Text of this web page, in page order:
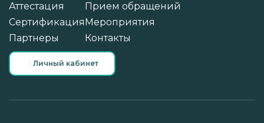
Аттестация
Сертификация
Партнеры
Прием обращений
Мероприятия
Контакты
Личный кабинет